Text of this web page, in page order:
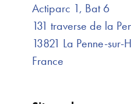
Actiparc 1, Bat 6
131 traverse de la
13821 La Penne-sur-
France